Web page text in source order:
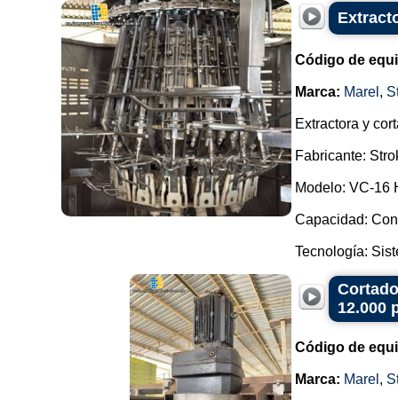
Código de
Marca: Marel ,
Extractora y
Fabricante:
Modelo: VC-16
Capacidad:
Tecnología:
12.000
Código de
Marca: Marel ,